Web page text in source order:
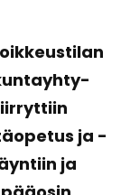
ja -​
ja